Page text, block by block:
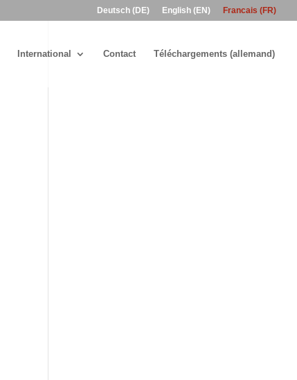
Deutsch (DE) English (EN) Francais (FR)
International Contact Téléchargements (allemand)